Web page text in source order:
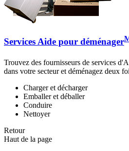
Services Aide pour déménager
Trouvez des fournisseurs de services
dans votre secteur et déménagez deux
Charger et décharger
Emballer et déballer
Conduire
Nettoyer
Retour
Haut de la page